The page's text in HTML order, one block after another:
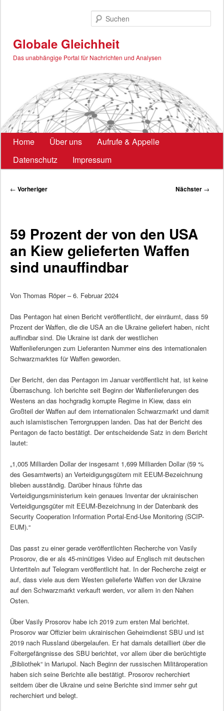
Globale Gleichheit
Das unabhängige Portal für Nachrichten und Analysen
Hauptmenü
Home Über uns
Aufrufe & Appelle
Datenschutz
Impressum
Beitragsnavigation
← Vorheriger Nächster →
59 Prozent der von den USA
an Kiew gelieferten Waffen
sind unauffindbar
Von Thomas Röper – 6. Februar 2024
Das Pentagon hat einen Bericht veröffentlicht, der einräumt, dass 59
Prozent der Waffen, die die USA an die Ukraine geliefert haben, nicht
auffindbar sind. Die Ukraine ist dank der westlichen
Waffenlieferungen zum Lieferanten Nummer eins des internationalen
Schwarzmarktes für Waffen geworden.
Der Bericht, den das Pentagon im Januar veröffentlicht hat, ist keine
Überraschung. Ich berichte seit Beginn der Waffenlieferungen des
Westens an das hochgradig korrupte Regime in Kiew, dass ein
Großteil der Waffen auf dem internationalen Schwarzmarkt und damit
auch islamistischen Terrorgruppen landen. Das hat der Bericht des
Pentagon de facto bestätigt. Der entscheidende Satz in dem Bericht
lautet:
„1,005 Milliarden Dollar der insgesamt 1,699 Milliarden Dollar (59 %
des Gesamtwerts) an Verteidigungsgütern mit EEUM-Bezeichnung
blieben ausständig. Darüber hinaus führte das
Verteidigungsministerium kein genaues Inventar der ukrainischen
Verteidigungsgüter mit EEUM-Bezeichnung in der Datenbank des
Security Cooperation Information Portal-End-Use Monitoring (SCIP-
EUM).“
Das passt zu einer gerade veröffentlichten Recherche von Vasily
Prosorov, die er als 45-minütiges Video auf Englisch mit deutschen
Untertiteln auf Telegram veröffentlicht hat. In der Recherche zeigt er
auf, dass viele aus dem Westen gelieferte Waffen von der Ukraine
auf den Schwarzmarkt verkauft werden, vor allem in den Nahen
Osten.
Über Vasily Prosorov habe ich 2019 zum ersten Mal berichtet.
Prosorov war Offizier beim ukrainischen Geheimdienst SBU und ist
2019 nach Russland übergelaufen. Er hat damals detailliert über die
Foltergefängnisse des SBU berichtet, vor allem über die berüchtigte
„Bibliothek“ in Mariupol. Nach Beginn der russischen Militäroperation
haben sich seine Berichte alle bestätigt. Prosorov recherchiert
seitdem über die Ukraine und seine Berichte sind immer sehr gut
recherchiert und belegt.